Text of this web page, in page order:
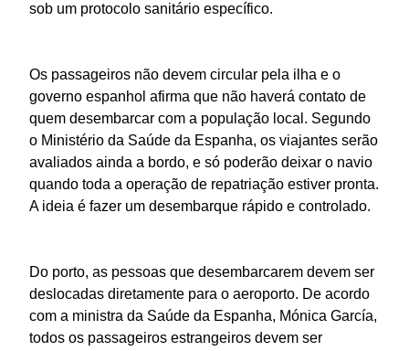
sob um protocolo sanitário específico.
Os passageiros não devem circular pela ilha e o
governo espanhol afirma que não haverá contato de
quem desembarcar com a população local. Segundo
o Ministério da Saúde da Espanha, os viajantes serão
avaliados ainda a bordo, e só poderão deixar o navio
quando toda a operação de repatriação estiver pronta.
A ideia é fazer um desembarque rápido e controlado.
Do porto, as pessoas que desembarcarem devem ser
deslocadas diretamente para o aeroporto. De acordo
com a ministra da Saúde da Espanha, Mónica García,
todos os passageiros estrangeiros devem ser